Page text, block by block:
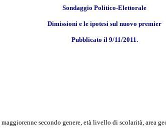
Sondaggio Politico-Elettorale
Dimissioni e le ipotesi sul nuovo premier
Pubblicato il 9/11/2011.
secondo genere, età livello di scolarità, area